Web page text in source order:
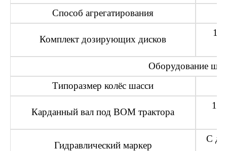
Способ агрегатирования
Комплект дозирующих дисков
1
Оборудование
Типоразмер колёс шасси
Карданный вал под ВОМ трактора
1”
Гидравлический маркер
С